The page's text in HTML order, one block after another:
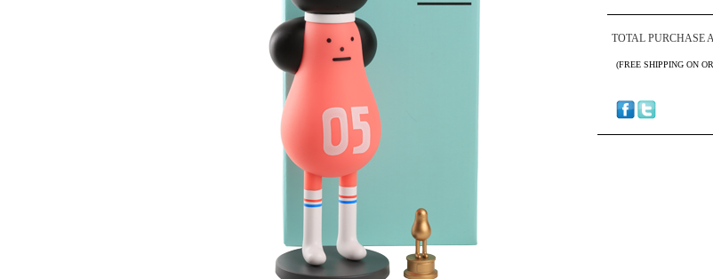
TOTAL PURCHASE
(FREE SHIPPING ON